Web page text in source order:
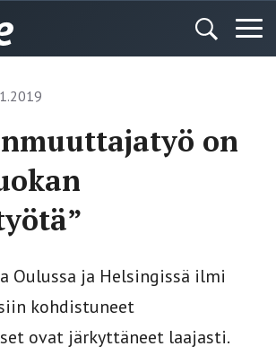
on
Oulussa ja Helsingissä ilmi
kohdistuneet
ovat järkyttäneet laajasti.